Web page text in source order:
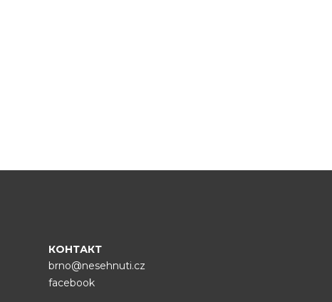
КОНТАКТ
brno@nesehnuti.cz
facebook